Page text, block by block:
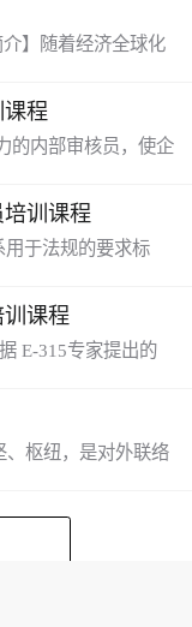
、科学的规则和公
认的诚信单位的标
下面，我们论述一
。 设计原理
无论自己是否诚实
，也是很多企业成
是保证一个单位
的单位也可能失信
报表、证明资料、
便利、通畅、科学
利益关系人的投诉
记者采访报道的真实
多么科学和严密，
性，特别是在一些
价几乎失去了实质
公司不敢发布信用
信息，其原本权威
】随着经济全球化
作和供应食品的组
影响食品安全的因
评价食品安全管
全管理体系要求标
与下开发的，它在一
围】 ISO22000的
、初级加工、生产
也包括餐饮。另
、食品包装材料、
剂、兽药等。【认证
的每个步骤所有相
食品安全体系是在
。 3.危害控制ISO
要求整合了起来，
课程
内部审核员，使企
重要手段，成为持
培训对象] 获证企业
置] 1、本课程将结
内审员如何针对企
进行内部审核的策
E-315:9001、审核
用管理体系文件的符
企业信用管理体系
检查表并实施现场
力，提高内审员对
编制不符合项报告
培训课程
于法规的要求标
，强调满足合同法
要求，使学员全面
争力，促进企业合
管理人员、内审
合同信用风险管理
试合格后，可获得
训课程
E-315专家提出的
方法，结合在近万家
的丰富经验，开发
解决在E-315:9000
高审核员按照“过程
审核员提供“增值的
枢纽，是对外联络
，旨在为信用管理
改善并提高企业业